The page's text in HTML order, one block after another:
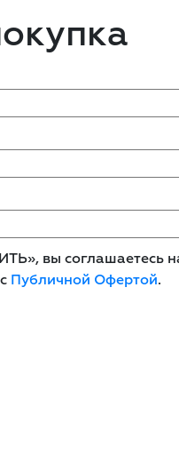
вы соглашаетесь
Публичной Офертой.